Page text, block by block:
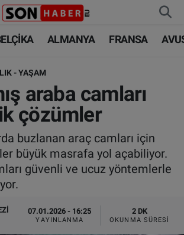
ALMANYA FRANSA
- YAŞAM
araba camları
çözümler
buzlanan araç camları için
büyük masrafa yol açabiliyor.
güvenli ve ucuz yöntemlerle
07.01.2026 - 16:25
YAYINLANMA
2 DK
OKUNMA SÜRESI
Durumu ve Fikstür